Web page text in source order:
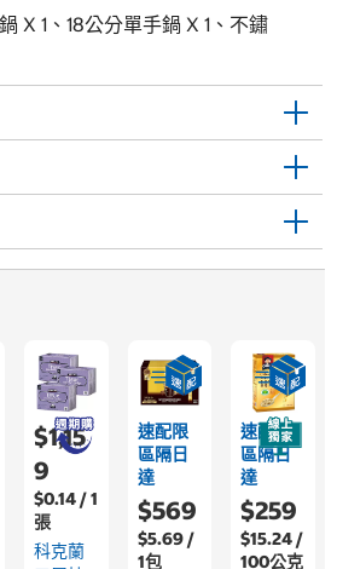
X 1、18公分單手鍋 X 1、不鏽
$1,15
9
$0.14 / 1
張
科克蘭
速配限
區隔日
達
$569
$5.69 /
1包
速配限
區隔日
達
$259
$15.24 /
100公克